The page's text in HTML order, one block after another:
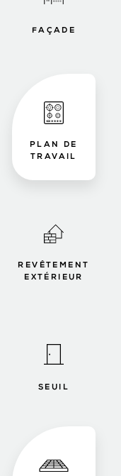
FAÇADE
PLAN DE
TRAVAIL
REVÊTEMENT
EXTÉRIEUR
SEUIL